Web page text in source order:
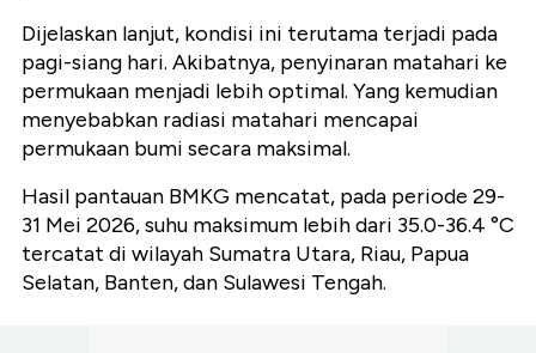
Dijelaskan lanjut, kondisi ini terutama terjadi pada
pagi-siang hari. Akibatnya, penyinaran matahari ke
permukaan menjadi lebih optimal. Yang kemudian
menyebabkan radiasi matahari mencapai
permukaan bumi secara maksimal.
Hasil pantauan BMKG mencatat, pada periode 29-
31 Mei 2026, suhu maksimum lebih dari 35.0-36.4 °C
tercatat di wilayah Sumatra Utara, Riau, Papua
Selatan, Banten, dan Sulawesi Tengah.